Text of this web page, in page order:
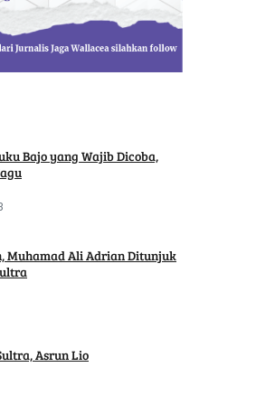
Bajo yang Wajib Dicoba,
Muhamad Ali Adrian Ditunjuk
Asrun Lio